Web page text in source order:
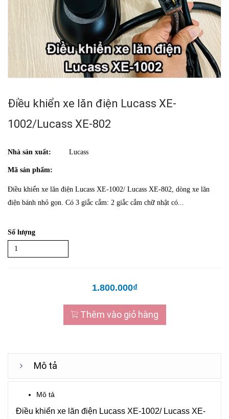
Điều khiển xe lăn điện Lucass XE-
1002/Lucass XE-802
Nhà sản xuất: Lucass
Mã sản phẩm:
Điều khiển xe lăn điện Lucass XE-1002/ Lucass XE-802, dòng xe lăn
điện bánh nhỏ gọn. Có 3 giắc cắm: 2 giắc cắm chữ nhật có...
Số lượng
1.800.000₫
Thêm vào giỏ hàng
Mô tả
Mô tả
Điều khiển xe lăn điện Lucass XE-1002/ Lucass XE-